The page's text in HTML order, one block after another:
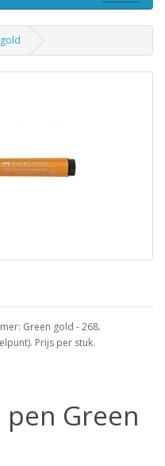
Green gold - 268.
Prijs per stuk.
pen Green